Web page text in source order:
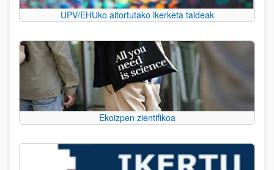
UPV/EHUko aitortutako ikerketa taldeak
Ekoizpen zientifikoa